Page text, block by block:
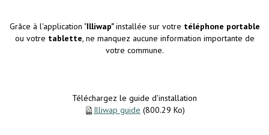
Grâce à l'application "Illiwap"installée sur votre téléphone portable
ou votre tablette , ne manquez aucune information importante de
votre commune.
Téléchargez le guide d'installation
Illiwap guide (800.29 Ko)